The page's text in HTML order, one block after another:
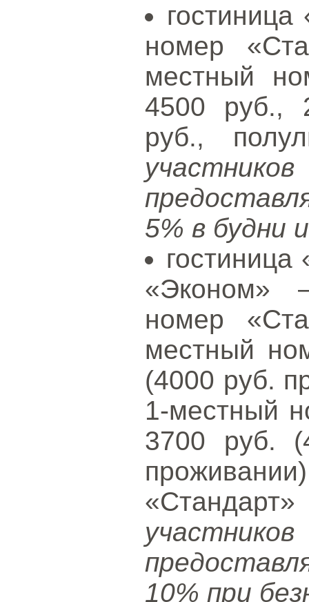
номер
местный
4500 руб.,
руб.,
5% в будни
«Эконом»
номер
местный
(4000 руб.
1-местный
3700 руб.
10% при